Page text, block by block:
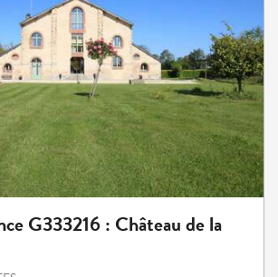
G333216 : Château de la